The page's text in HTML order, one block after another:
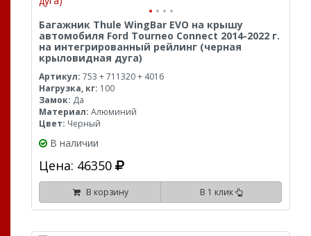
Багажник Thule WingBar EVO на крышу
автомобиля Ford Tourneo Connect 2014-2022 г.
на интегрированный рейлинг (черная
крыловидная дуга)
Артикул: 753 + 711320 + 4016
Нагрузка, кг: 100
Замок: Да
Материал: Алюминий
Цвет: Черный
В наличии
Цена: 46350
В корзину В 1 клик